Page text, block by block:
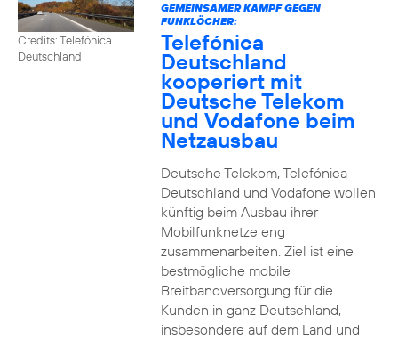
Credits: Telefónica
Deutschland
GEMEINSAMER KAMPF GEGEN
FUNKLÖCHER:
Telefónica
Deutschland
kooperiert mit
Deutsche Telekom
und Vodafone beim
Netzausbau
Deutsche Telekom, Telefónica
Deutschland und Vodafone wollen
künftig beim Ausbau ihrer
Mobilfunknetze eng
zusammenarbeiten. Ziel ist eine
bestmögliche mobile
Breitbandversorgung für die
Kunden in ganz Deutschland,
insbesondere auf dem Land und